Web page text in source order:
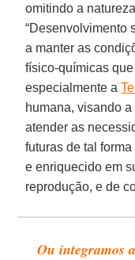
omitindo a
“Desenvolvimento
a manter as
físico-químicas
especialmente a
humana, visando
atender as
futuras de tal
e enriquecido em
reprodução, e de
Ou integramos